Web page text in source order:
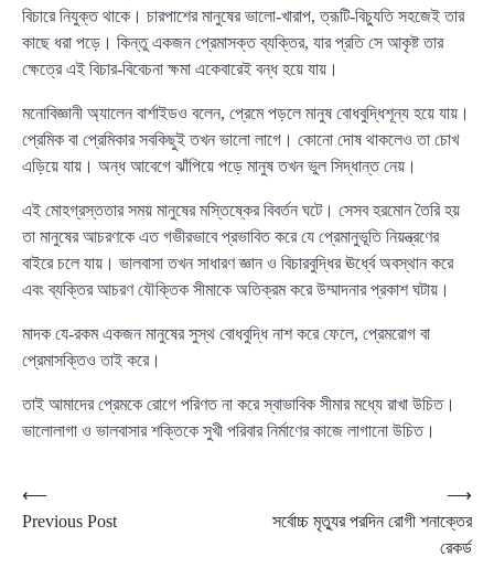
বিচারে নিযুক্ত থাকে। চারপাশের মানুষের ভালো-খারাপ, ত্রূটি-বিচ্যুতি সহজেই তার
কাছে ধরা পড়ে। কিন্তু একজন প্রেমাসক্ত ব্যক্তির, যার প্রতি সে আকৃষ্ট তার
ক্ষেত্রে এই বিচার-বিবেচনা ক্ষমা একেবারেই বন্ধ হয়ে যায়।
মনোবিজ্ঞানী অ্যালেন বার্শাইডও বলেন, প্রেমে পড়লে মানুষ বোধবুদ্ধিশূন্য হয়ে যায়।
প্রেমিক বা প্রেমিকার সবকিছুই তখন ভালো লাগে। কোনো দোষ থাকলেও তা চোখ
এড়িয়ে যায়। অন্ধ আবেগে ঝাঁপিয়ে পড়ে মানুষ তখন ভুল সিদ্ধান্ত নেয়।
এই মোহগ্রস্ততার সময় মানুষের মস্তিষ্কের বিবর্তন ঘটে। সেসব হরমোন তৈরি হয়
তা মানুষের আচরণকে এত গভীরভাবে প্রভাবিত করে যে প্রেমানুভূতি নিয়ন্ত্রণের
বাইরে চলে যায়। ভালবাসা তখন সাধারণ জ্ঞান ও বিচারবুদ্ধির ঊর্ধ্বে অবস্থান করে
এবং ব্যক্তির আচরণ যৌক্তিক সীমাকে অতিক্রম করে উম্মাদনার প্রকাশ ঘটায়।
মাদক যে-রকম একজন মানুষের সুস্থ বোধবুদ্ধি নাশ করে ফেলে, প্রেমরোগ বা
প্রেমাসক্তিও তাই করে।
তাই আমাদের প্রেমকে রোগে পরিণত না করে স্বাভাবিক সীমার মধ্যে রাখা উচিত।
ভালোলাগা ও ভালবাসার শক্তিকে সুখী পরিবার নির্মাণের কাজে লাগানো উচিত।
Post
navigation
⟵
Previous Post
সর্বোচ্চ মৃত্যুর পরদিন রোগী শনাক্তের
রেকর্ড
⟶